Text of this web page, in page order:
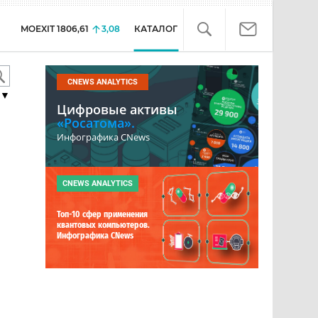
MOEXIT 1806,61 3,08 КАТАЛОГ
▼
CNEWS ANALYTICS
Цифровые активы
«Росатома».
Инфографика CNews
CNEWS ANALYTICS
Топ-10 сфер применения
квантовых компьютеров.
Инфографика CNews